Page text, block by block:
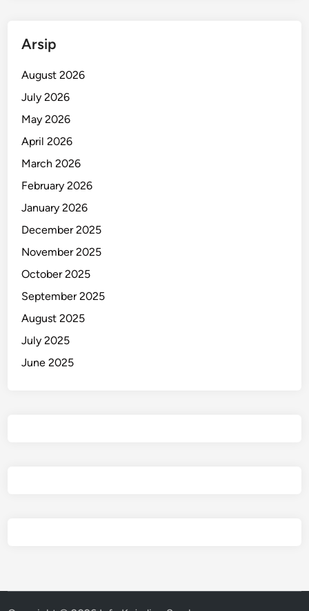
i
a
h
A
K
h
o
i
n
y
Arsip
August 2026
July 2026
May 2026
April 2026
March 2026
February 2026
January 2026
December 2025
November 2025
October 2025
September 2025
August 2025
July 2025
June 2025